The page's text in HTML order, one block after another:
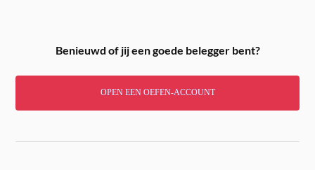
Benieuwd of jij een goede belegger bent?
OPEN EEN OEFEN-ACCOUNT